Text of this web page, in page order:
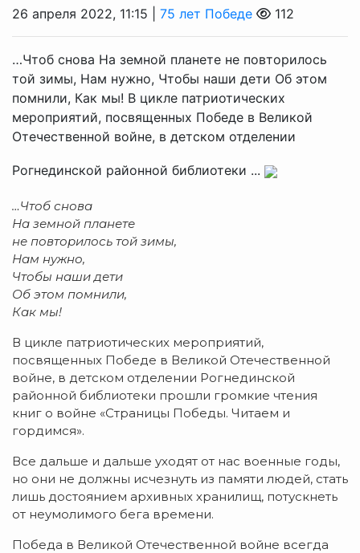
26 апреля 2022, 11:15 | 75 лет Победе 112
…Чтоб снова На земной планете не повторилось
той зимы, Нам нужно, Чтобы наши дети Об этом
помнили, Как мы! В цикле патриотических
мероприятий, посвященных Победе в Великой
Отечественной войне, в детском отделении
Рогнединской районной библиотеки ...
…Чтоб снова
На земной планете
не повторилось той зимы,
Нам нужно,
Чтобы наши дети
Об этом помнили,
Как мы!
В цикле патриотических мероприятий,
посвященных Победе в Великой Отечественной
войне, в детском отделении Рогнединской
районной библиотеки прошли громкие чтения
книг о войне «Страницы Победы. Читаем и
гордимся».
Все дальше и дальше уходят от нас военные годы,
но они не должны исчезнуть из памяти людей, стать
лишь достоянием архивных хранилищ, потускнеть
от неумолимого бега времени.
Победа в Великой Отечественной войне всегда